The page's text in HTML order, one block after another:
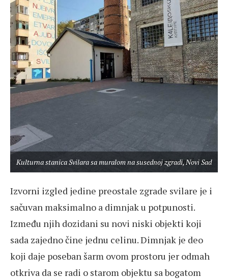
Kulturna stanica Svilara sa muralom na susednoj zgradi, Novi Sad
Izvorni izgled jedine preostale zgrade svilare je i
sačuvan maksimalno a dimnjak u potpunosti.
Između njih dozidani su novi niski objekti koji
sada zajedno čine jednu celinu. Dimnjak je deo
koji daje poseban šarm ovom prostoru jer odmah
otkriva da se radi o starom objektu sa bogatom